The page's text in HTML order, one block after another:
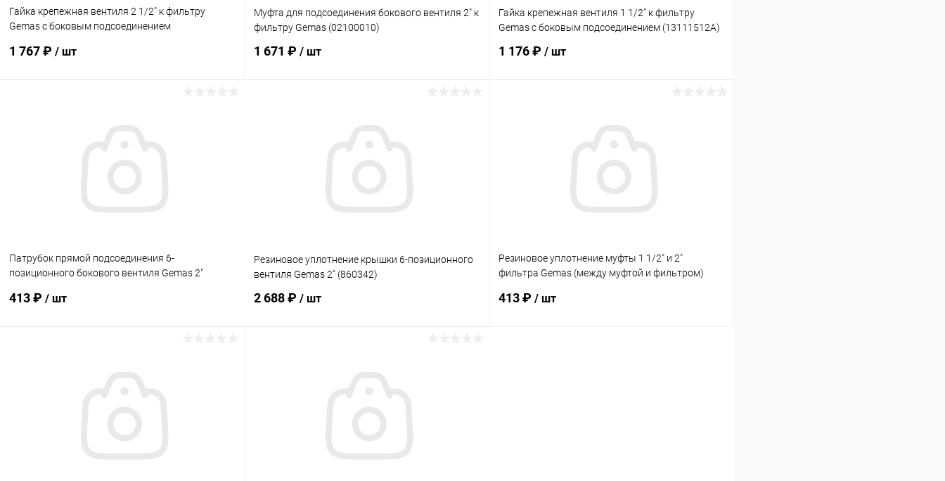
Гайка крепежная вентиля 2 1/2" к фильтру
Gemas с боковым подсоединением
1 767 ₽ / шт
Муфта для подсоединения бокового вентиля 2" к
фильтру Gemas (02100010)
1 671 ₽ / шт
Гайка крепежная вентиля 1 1/2" к фильтру
Gemas с боковым подсоединением (13111512A)
1 176 ₽ / шт
Патрубок прямой подсоединения 6-
позиционного бокового вентиля Gemas 2"
413 ₽ / шт
Резиновое уплотнение крышки 6-позиционного
вентиля Gemas 2" (860342)
2 688 ₽ / шт
Резиновое уплотнение муфты 1 1/2" и 2"
фильтра Gemas (между муфтой и фильтром)
413 ₽ / шт